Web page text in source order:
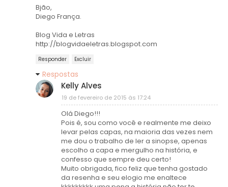
Bjão,
Diego França.
Blog Vida e Letras
http://blogvidaeletras.blogspot.com
Responder Excluir
Respostas
Kelly Alves
19 de fevereiro de 2015 às 17:24
Olá Diego!!!
Pois é, sou como você e realmente me deixo
levar pelas capas, na maioria das vezes nem
me dou o trabalho de ler a sinopse, apenas
escolho a capa e mergulho na história, e
confesso que sempre deu certo!
Muito obrigada, fico feliz que tenha gostado
da resenha e seu elogio me enaltece